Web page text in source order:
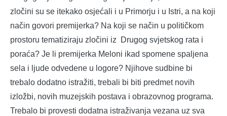
zločini su se itekako osjećali i u Primorju i u Istri, a na koji
način govori premijerka? Na koji se način u političkom
prostoru tematiziraju zločini iz Drugog svjetskog rata i
poraća? Je li premijerka Meloni ikad spomene spaljena
sela i ljude odvedene u logore? Njihove sudbine bi
trebalo dodatno istražiti, trebali bi biti predmet novih
izložbi, novih muzejskih postava i obrazovnog programa.
Trebalo bi provesti dodatna istraživanja vezana uz sva